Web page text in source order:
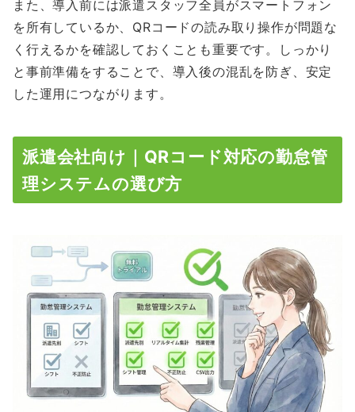
また、導入前には派遣スタッフ全員がスマートフォン
を所有しているか、QRコードの読み取り操作が問題な
く行えるかを確認しておくことも重要です。しっかり
と事前準備をすることで、導入後の混乱を防ぎ、安定
した運用につながります。
派遣会社向け｜QRコード対応の勤怠管
理システムの選び方